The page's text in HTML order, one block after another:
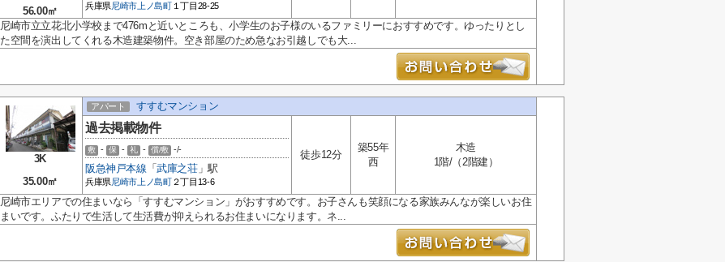
56.00㎡
兵庫県尼崎市上ノ島町 １丁目28-25
尼崎市立立花北小学校まで476mと近いところも、小学生のお子様のいるファミリーにおすすめです。ゆったりとし
た空間を演出してくれる木造建築物件。空き部屋のため急なお引越しでも大...
3K
35.00㎡
アパート すすむマンション
過去掲載物件
敷 - 保 - 礼 - 償/敷 -/-
阪急神戸本線 「武庫之荘」駅
兵庫県尼崎市上ノ島町 ２丁目13-6
徒歩12分
築55年
西
木造
1階/（2階建）
尼崎市エリアでの住まいなら「すすむマンション」がおすすめです。お子さんも笑顔になる家族みんなが楽しいお住
まいです。ふたりで生活して生活費が抑えられるお住まいになります。ネ...